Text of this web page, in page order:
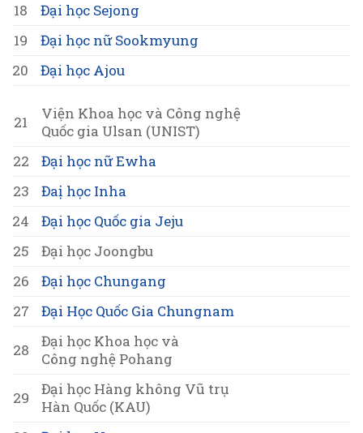
18
Đại học Sejong
19
Đại học nữ Sookmyung
20
Đại học Ajou
21
Viện Khoa học và Công nghệ
Quốc gia Ulsan (UNIST)
22
Đại học nữ Ewha
23
Đaị học Inha
24
Đại học Quốc gia Jeju
25
Đại học Joongbu
26
Đại học Chungang
27
Đại Học Quốc Gia Chungnam
28
Đại học Khoa học và
Công nghệ Pohang
29
Đại học Hàng không Vũ trụ
Hàn Quốc (KAU)